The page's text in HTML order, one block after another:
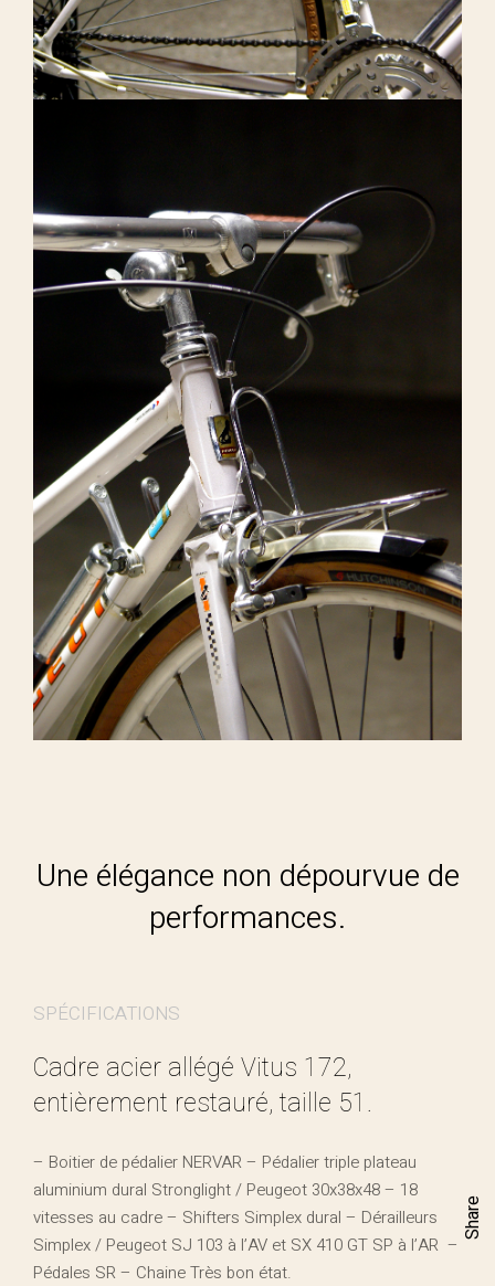
Une élégance non dépourvue de
performances.
SPÉCIFICATIONS
Cadre acier allégé Vitus 172,
entièrement restauré, taille 51.
– Boitier de pédalier NERVAR – Pédalier triple plateau
aluminium dural Stronglight / Peugeot 30x38x48 – 18
vitesses au cadre – Shifters Simplex dural – Dérailleurs
Simplex / Peugeot SJ 103 à l’AV et SX 410 GT SP à l’AR –
Pédales SR – Chaine Très bon état.
Share